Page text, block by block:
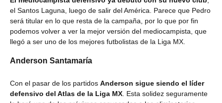
el Santos Laguna, luego de salir del América. Parece que Pedro
será titular en lo que resta de la campaña, por lo que por fin
podemos volver a ver la mejor versión del mediocampista, que
llegó a ser uno de los mejores futbolistas de la Liga MX.
Anderson Santamaría
Con el pasar de los partidos Anderson sigue siendo el líder
defensivo del Atlas de la Liga MX . Esta solidez seguramente